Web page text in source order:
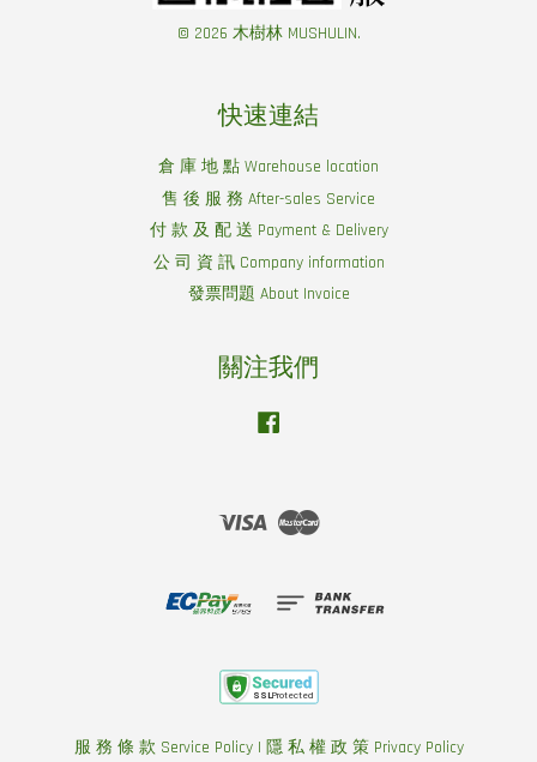
© 2026 木樹林 MUSHULIN.
快速連結
倉 庫 地 點 Warehouse location
售 後 服 務 After-sales Service
付 款 及 配 送 Payment & Delivery
公 司 資 訊 Company information
發票問題 About Invoice
關注我們
Visa Master
服 務 條 款 Service Policy| 隱 私 權 政 策 Privacy Policy